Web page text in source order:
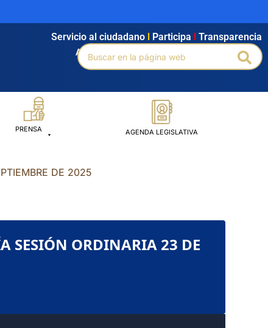
Agendamiento Intranet Búsqueda avanzada
Servicio al ciudadano Participa Transparencia
Buscar
por:
PRENSA AGENDA LEGISLATIVA
DE 2025
ORDINARIA 23 DE